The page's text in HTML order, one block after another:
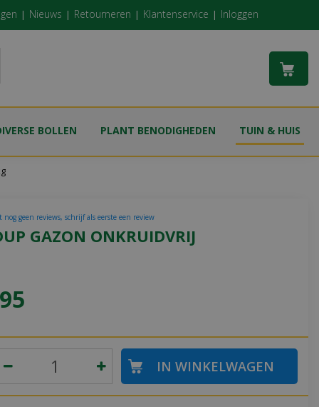
Nieuws Retourneren Klantenservice Inloggen
BOLLEN PLANT BENODIGHEDEN TUIN & HUIS
GAZON ONKRUIDVRIJ
geen reviews, schrijf als eerste een review
95